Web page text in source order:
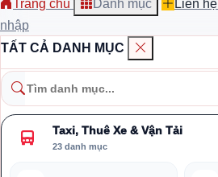
Trang chủ Danh mục Liên hệ
nhập
TẤT CẢ DANH MỤC
Taxi, Thuê Xe & Vận Tải
23 danh mục